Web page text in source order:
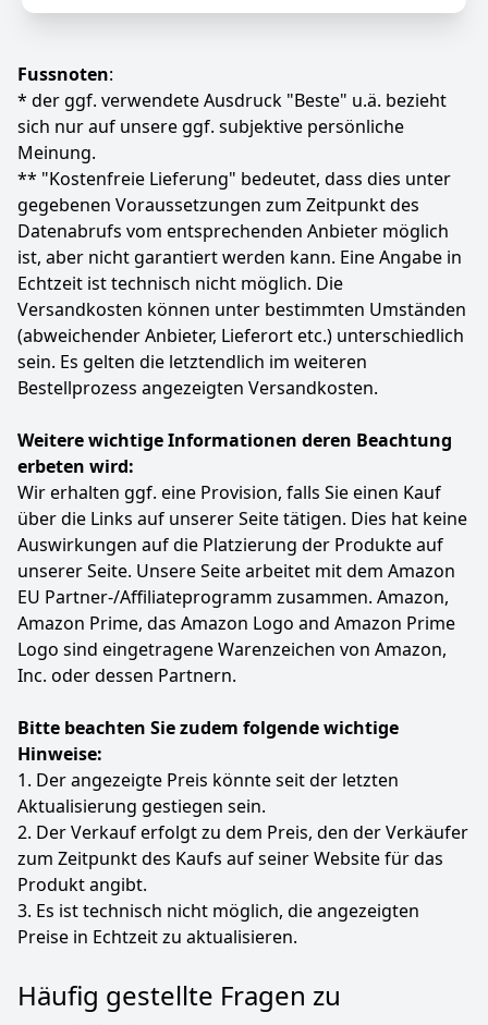
Fussnoten:
* der ggf. verwendete Ausdruck "Beste" u.ä. bezieht
sich nur auf unsere ggf. subjektive persönliche
Meinung.
** "Kostenfreie Lieferung" bedeutet, dass dies unter
gegebenen Voraussetzungen zum Zeitpunkt des
Datenabrufs vom entsprechenden Anbieter möglich
ist, aber nicht garantiert werden kann. Eine Angabe in
Echtzeit ist technisch nicht möglich. Die
Versandkosten können unter bestimmten Umständen
(abweichender Anbieter, Lieferort etc.) unterschiedlich
sein. Es gelten die letztendlich im weiteren
Bestellprozess angezeigten Versandkosten.
Weitere wichtige Informationen deren Beachtung
erbeten wird:
Wir erhalten ggf. eine Provision, falls Sie einen Kauf
über die Links auf unserer Seite tätigen. Dies hat keine
Auswirkungen auf die Platzierung der Produkte auf
unserer Seite. Unsere Seite arbeitet mit dem Amazon
EU Partner-/Affiliateprogramm zusammen. Amazon,
Amazon Prime, das Amazon Logo and Amazon Prime
Logo sind eingetragene Warenzeichen von Amazon,
Inc. oder dessen Partnern.
Bitte beachten Sie zudem folgende wichtige
Hinweise:
1. Der angezeigte Preis könnte seit der letzten
Aktualisierung gestiegen sein.
2. Der Verkauf erfolgt zu dem Preis, den der Verkäufer
zum Zeitpunkt des Kaufs auf seiner Website für das
Produkt angibt.
3. Es ist technisch nicht möglich, die angezeigten
Preise in Echtzeit zu aktualisieren.
Häufig gestellte Fragen zu